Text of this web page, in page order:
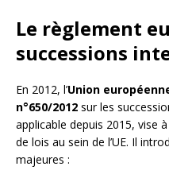
Le règlement
successions
En 2012, l’Union
n°650/2012 sur les
applicable depuis 2015, vise
de lois au sein de l’UE. Il
majeures :